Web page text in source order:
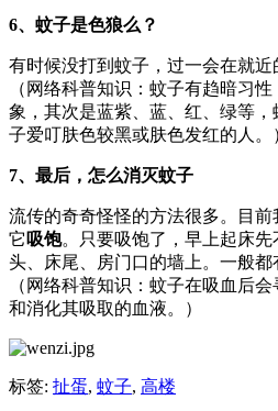
6、蚊子是色狼么？
有时候没打到蚊子，过一会在就近
（网络科普知识：蚊子有趋暗习
象，其次是蓝紫、蓝、红、绿等
子爱叮肤色较黑或肤色发红的人。
7、最后，怎么消灭蚊子
流传的奇奇怪怪的方法很多。目
它 吸饱。只要吸饱了，早上起床
头、床尾、房门口的墙上。一般都
（网络科普知识：蚊子在吸血后
和消化其吸取的血液。）
标签: 扯蛋, 蚊子, 高楼